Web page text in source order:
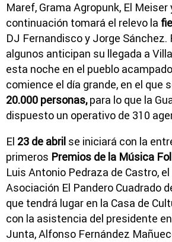
Maref, Grama Agropunk, El
continuación tomará el relevo la
DJ Fernandisco y Jorge
algunos anticipan su llegada a
esta noche en el pueblo
comience el día grande, en el que
20.000 personas,para lo que la
dispuesto un operativo de 310
El 23 de abril se iniciará con la
primeros Premios de la Música
Luis Antonio Pedraza de Castro,
Asociación El Pandero Cuadrado
que tendrá lugar en la Casa de
con la asistencia del presidente
Junta, Alfonso Fernández